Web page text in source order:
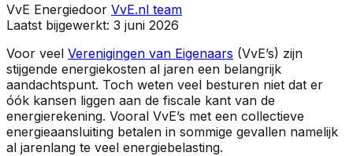
VvE Energiedoor VvE.nl team
Laatst bijgewerkt: 3 juni 2026
Voor veel Verenigingen van Eigenaars (VvE’s) zijn
stijgende energiekosten al jaren een belangrijk
aandachtspunt. Toch weten veel besturen niet dat er
óók kansen liggen aan de fiscale kant van de
energierekening. Vooral VvE’s met een collectieve
energieaansluiting betalen in sommige gevallen namelijk
al jarenlang te veel energiebelasting.